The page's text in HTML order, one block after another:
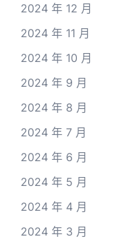
2024 年 12 月
2024 年 11 月
2024 年 10 月
2024 年 9 月
2024 年 8 月
2024 年 7 月
2024 年 6 月
2024 年 5 月
2024 年 4 月
2024 年 3 月